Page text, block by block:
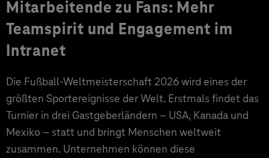
Mitarbeitende zu Fans: Mehr
Teamspirit und Engagement im
Intranet
Die Fußball-Weltmeisterschaft 2026 wird eines der
größten Sportereignisse der Welt. Erstmals findet das
Turnier in drei Gastgeberländern – USA, Kanada und
Mexiko – statt und bringt Menschen weltweit
zusammen. Unternehmen können diese